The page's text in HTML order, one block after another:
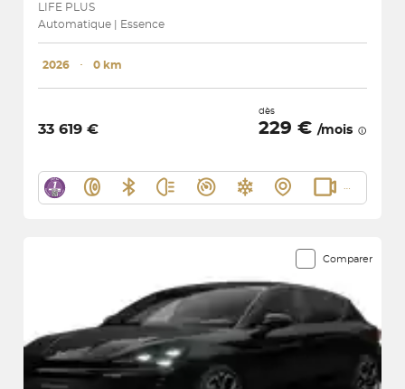
LIFE PLUS
Automatique | Essence
2026 ･ 0 km
33 619 €
dès
229 € /mois
Comparer